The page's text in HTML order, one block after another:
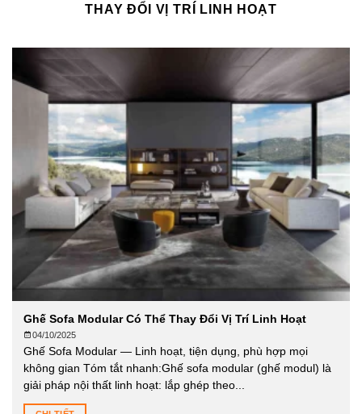
THAY ĐỔI VỊ TRÍ LINH HOẠT
Ghế Sofa Modular Có Thể Thay Đổi Vị Trí Linh Hoạt
04/10/2025
Ghế Sofa Modular — Linh hoạt, tiện dụng, phù hợp mọi
không gian Tóm tắt nhanh:Ghế sofa modular (ghế modul) là
giải pháp nội thất linh hoạt: lắp ghép theo...